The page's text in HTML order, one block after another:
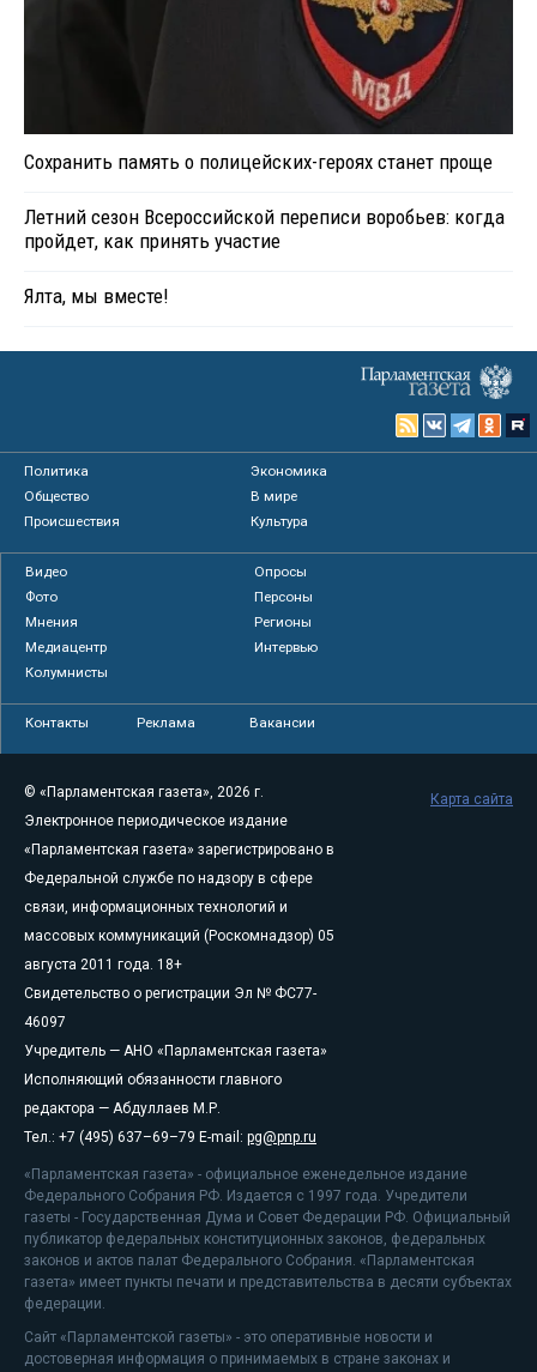
Сохранить память о полицейских-героях станет проще
Летний сезон Всероссийской переписи воробьев: когда
пройдет, как принять участие
Ялта, мы вместе!
Политика
Экономика
Общество
В мире
Происшествия
Культура
Видео
Опросы
Фото
Персоны
Мнения
Регионы
Медиацентр
Интервью
Колумнисты
Контакты Реклама Вакансии
© «Парламентская газета», 2026 г.
Электронное периодическое издание
«Парламентская газета» зарегистрировано в
Федеральной службе по надзору в сфере
связи, информационных технологий и
массовых коммуникаций (Роскомнадзор) 05
августа 2011 года. 18+
Свидетельство о регистрации Эл № ФС77-
46097
Учредитель — АНО «Парламентская газета»
Исполняющий обязанности главного
редактора — Абдуллаев М.Р.
Тел.: +7 (495) 637–69–79 E-mail: pg@pnp.ru
«Парламентская газета» - официальное еженедельное издание
Федерального Собрания РФ. Издается с 1997 года. Учредители
газеты - Государственная Дума и Совет Федерации РФ. Официальный
публикатор федеральных конституционных законов, федеральных
законов и актов палат Федерального Собрания. «Парламентская
газета» имеет пункты печати и представительства в десяти субъектах
федерации.
Сайт «Парламентской газеты» - это оперативные новости и
достоверная информация о принимаемых в стране законах и
Карта сайта